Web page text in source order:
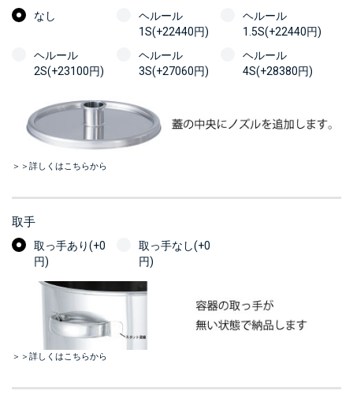
なし
ヘルール
1S(+22440円)
ヘルール
1.5S(+22440円)
ヘルール
2S(+23100円)
ヘルール
3S(+27060円)
ヘルール
4S(+28380円)
＞＞詳しくはこちらから
取手
取っ手あり(+0
円)
取っ手なし(+0
円)
＞＞詳しくはこちらから